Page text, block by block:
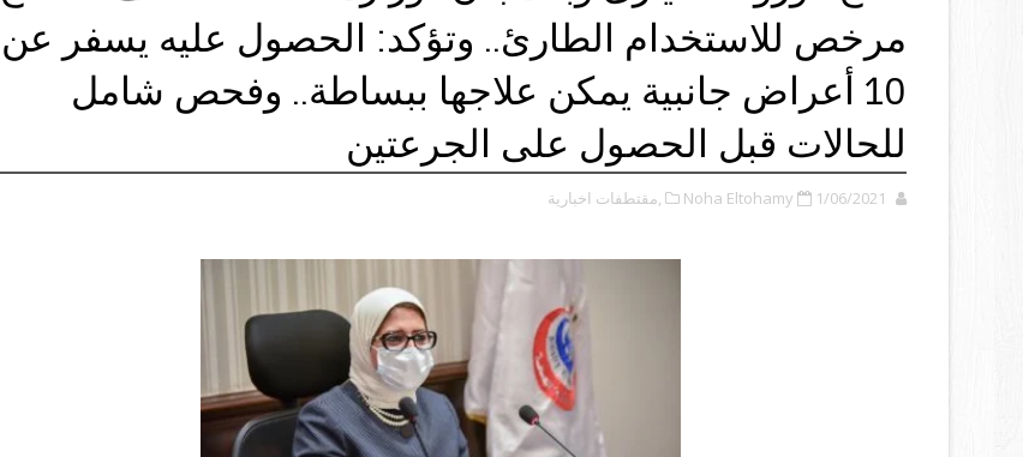
مرخص للاستخدام الطارئ.. وتؤكد: الحصول عليه يسفر عن
10 أعراض جانبية يمكن علاجها ببساطة.. وفحص شامل
للحالات قبل الحصول على الجرعتين
Noha Eltohamy 1/06/2021 ,مقتطفات اخبارية